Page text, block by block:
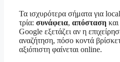
Τα ισχυρότερα σήματα για
τρία: συνάφεια, απόσταση και
Google εξετάζει αν η
αναζήτηση, πόσο κοντά
αξιόπιστη φαίνεται online.